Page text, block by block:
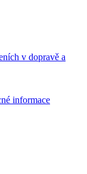
v dopravě a
informace